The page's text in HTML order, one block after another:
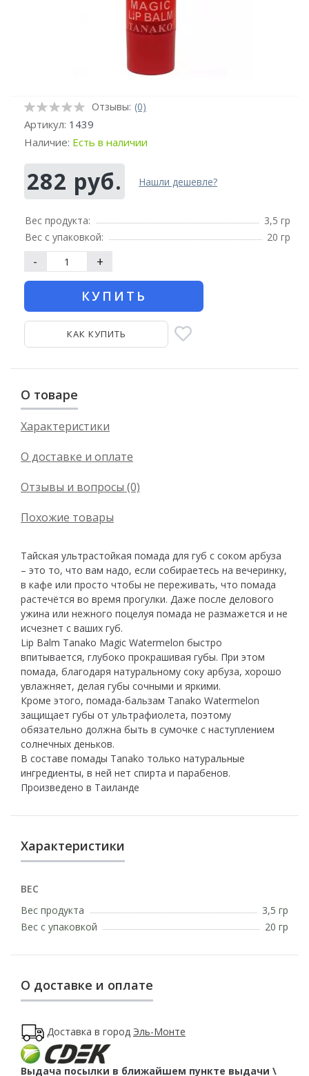
Отзывы: (0)
Артикул: 1439
Наличие: Есть в наличии
282 руб. Нашли дешевле?
Вес продукта:
3,5 гр
Вес с упаковкой:
20 гр
- +
КУПИТЬ
КАК КУПИТЬ
О товаре
Характеристики
О доставке и оплате
Отзывы и вопросы (0)
Похожие товары
Тайская ультрастойкая помада для губ с соком арбуза
– это то, что вам надо, если собираетесь на вечеринку,
в кафе или просто чтобы не переживать, что помада
растечётся во время прогулки. Даже после делового
ужина или нежного поцелуя помада не размажется и не
исчезнет с ваших губ.
Lip Balm Tanako Magic Watermelon быстро
впитывается, глубоко прокрашивая губы. При этом
помада, благодаря натуральному соку арбуза, хорошо
увлажняет, делая губы сочными и яркими.
Кроме этого, помада-бальзам Tanako Watermelon
защищает губы от ультрафиолета, поэтому
обязательно должна быть в сумочке с наступлением
солнечных деньков.
В составе помады Tanako только натуральные
ингредиенты, в ней нет спирта и парабенов.
Произведено в Таиланде
Характеристики
ВЕС
Вес продукта
3,5 гр
Вес с упаковкой
20 гр
О доставке и оплате
Доставка в город Эль-Монте
Выдача посылки в ближайшем пункте выдачи \